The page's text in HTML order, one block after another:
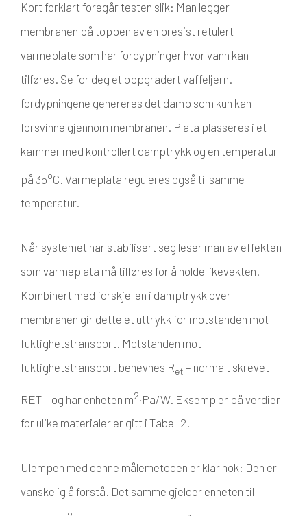
Kort forklart foregår testen slik: Man legger
membranen på toppen av en presist retulert
varmeplate som har fordypninger hvor vann kan
tilføres. Se for deg et oppgradert vaffeljern. I
fordypningene genereres det damp som kun kan
forsvinne gjennom membranen. Plata plasseres i et
kammer med kontrollert damptrykk og en temperatur
på 35oC. Varmeplata reguleres også til samme
temperatur.
Når systemet har stabilisert seg leser man av effekten
som varmeplata må tilføres for å holde likevekten.
Kombinert med forskjellen i damptrykk over
membranen gir dette et uttrykk for motstanden mot
fuktighetstransport. Motstanden mot
fuktighetstransport benevnes Ret – normalt skrevet
RET – og har enheten m2·Pa/W. Eksempler på verdier
for ulike materialer er gitt i Tabell 2.
Ulempen med denne målemetoden er klar nok: Den er
vanskelig å forstå. Det samme gjelder enheten til